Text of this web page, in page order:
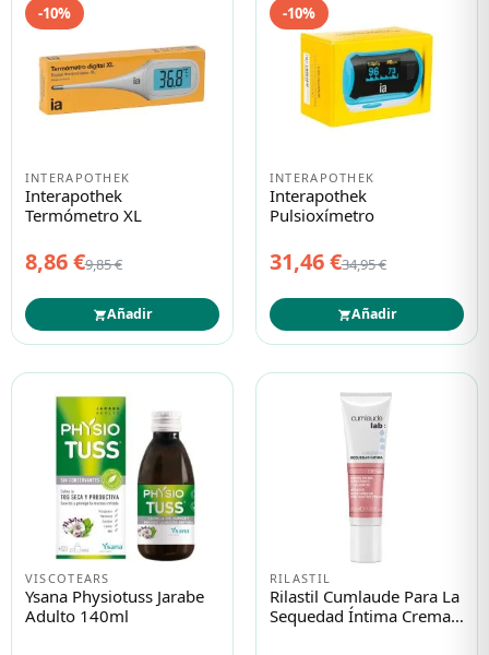
INTERAPOTHEK
Interapothek
Termómetro XL
8,86 €9,85 €
Añadir
-10%
INTERAPOTHEK
Interapothek
Pulsioxímetro
31,46 €34,95 €
Añadir
-10%
VISCOTEARS
Ysana Physiotuss Jarabe
Adulto 140ml
RILASTIL
Rilastil Cumlaude Para La
Sequedad Íntima Crema